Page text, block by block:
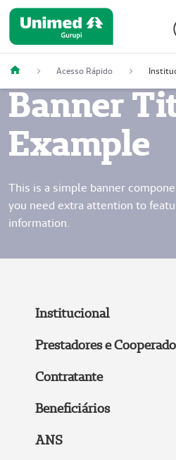
Acesso Rápido
Banner
Example
This is a simple banner
you need extra attention to
information.
Institucional
Prestadores e
Contratante
Beneficiários
ANS